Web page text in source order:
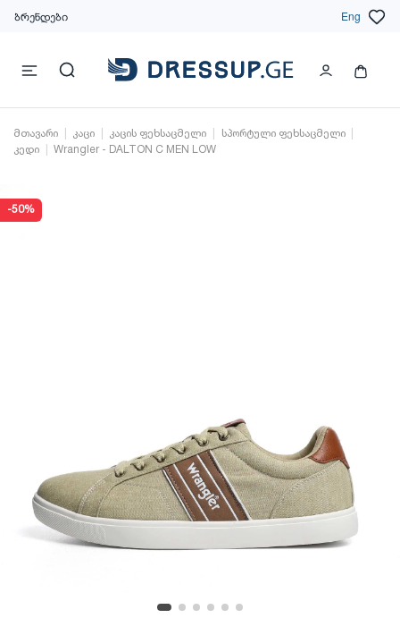
ბრენდები Eng
მთავარი კაცი კაცის ფეხსაცმელი
სპორტული ფეხსაცმელი
კედი
Wrangler - DALTON C MEN LOW
-50%